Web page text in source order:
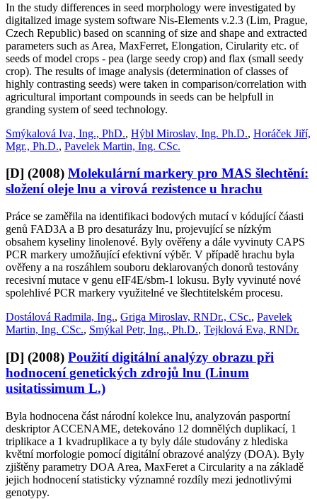
In the study differences in seed morphology were investigated by
digitalized image system software Nis-Elements v.2.3 (Lim, Prague,
Czech Republic) based on scanning of size and shape and extracted
parameters such as Area, MaxFerret, Elongation, Cirularity etc. of
seeds of model crops - pea (large seedy crop) and flax (small seedy
crop). The results of image analysis (determination of classes of
highly contrasting seeds) were taken in comparison/correlation with
agricultural important compounds in seeds can be helpfull in
granding system of seed technology.
Smýkalová Iva, Ing., PhD., Hýbl Miroslav, Ing. Ph.D., Horáček Jiří,
Mgr., Ph.D., Pavelek Martin, Ing. CSc.
[D] (2008) Molekulární markery pro MAS šlechtění:
složení oleje lnu a virová rezistence u hrachu
Práce se zaměřila na identifikaci bodových mutací v kódující čáasti
genů FAD3A a B pro desaturázy lnu, projevující se nízkým
obsahem kyseliny linolenové. Byly ověřeny a dále vyvinuty CAPS
PCR markery umožňující efektivní výběr. V případě hrachu byla
ověřeny a na roszáhlem souboru deklarovaných donorů testovány
recesivní mutace v genu eIF4E/sbm-1 lokusu. Byly vyvinuté nové
spolehlivé PCR markery využitelné ve šlechtitelském procesu.
Dostálová Radmila, Ing., Griga Miroslav, RNDr., CSc., Pavelek
Martin, Ing. CSc., Smýkal Petr, Ing., Ph.D., Tejklová Eva, RNDr.
[D] (2008) Použití digitální analýzy obrazu při
hodnocení genetických zdrojů lnu (Linum
usitatissimum L.)
Byla hodnocena část národní kolekce lnu, analyzován pasportní
deskriptor ACCENAME, detekováno 12 domnělých duplikací, 1
triplikace a 1 kvadruplikace a ty byly dále studovány z hlediska
květní morfologie pomocí digitální obrazové analýzy (DOA). Byly
zjištěny parametry DOA Area, MaxFeret a Circularity a na základě
jejich hodnocení statisticky významné rozdíly mezi jednotlivými
genotypy.